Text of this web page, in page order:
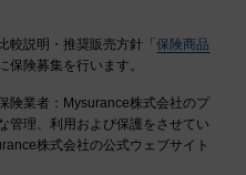
較説明・推奨販売方針「保険商品
保険募集を行います。
険業者：Mysurance株式会社のプ
管理、利用および保護をさせてい
株式会社の公式ウェブサイト